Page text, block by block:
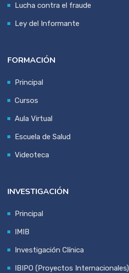
Lucha contra el fraude
Ley del Informante
FORMACIÓN
Principal
Cursos
Aula Virtual
Escuela de Salud
Videoteca
INVESTIGACIÓN
Principal
IMIB
Investigación Clínica
IBIPO (Proyectos Internacionales)